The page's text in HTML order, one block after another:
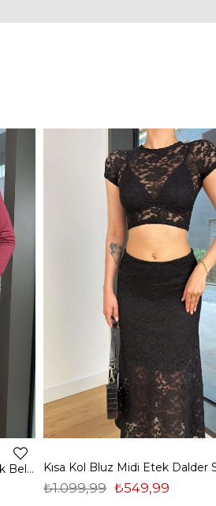
Madonna Yaka Uzun Kol Bluz Yüksek Bel Bol Paça Pantolon Börd Bordo Kadın Takım 25Y140
₺549,99
₺1.099,99